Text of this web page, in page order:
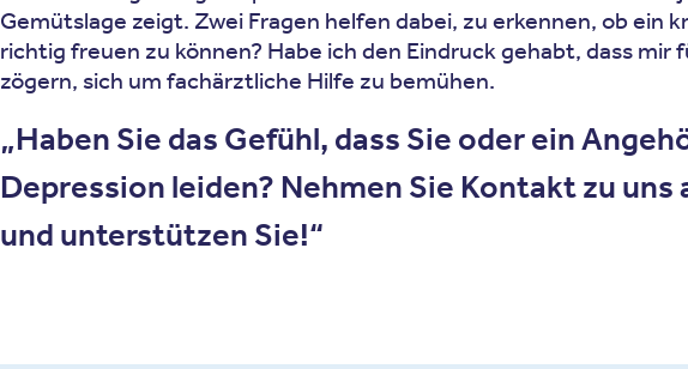
Gemütslage zeigt. Zwei Fragen helfen dabei, zu erkennen, ob
richtig freuen zu können? Habe ich den Eindruck gehabt, dass
zögern, sich um fachärztliche Hilfe zu bemühen.
Haben Sie das Gefühl, dass Sie oder ein
Depression leiden? Nehmen Sie Kontakt zu uns
und unterstützen Sie!